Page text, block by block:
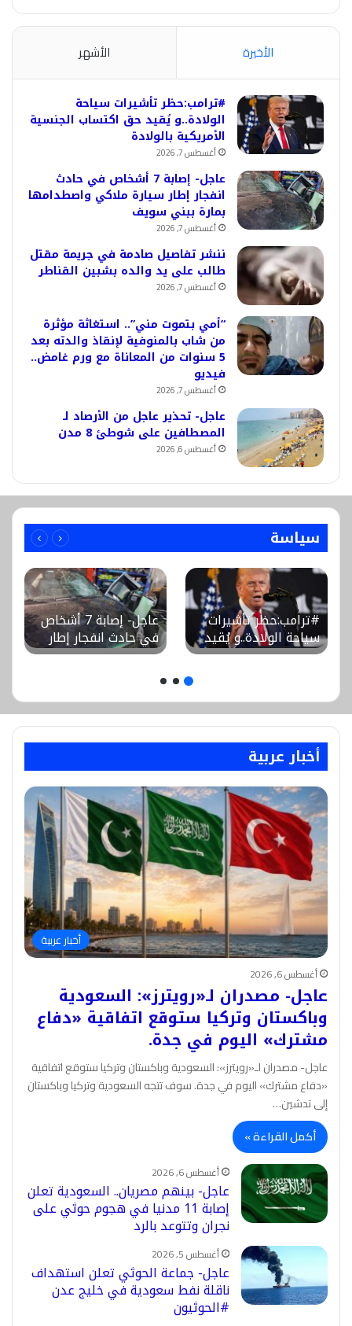
الأخيرة الأشهر
#ترامب:حظر تأشيرات سياحة
الولادة..و يُقيد حق اكتساب الجنسية
الأمريكية بالولادة
أغسطس 7, 2026
عاجل- إصابة 7 أشخاص في حادث
انفجار إطار سيارة ملاكي واصطدامها
بمارة ببني سويف
أغسطس 7, 2026
ننشر تفاصيل صادمة في جريمة مقتل
طالب على يد والده بشبين القناطر
أغسطس 7, 2026
“أمي بتموت مني”.. استغاثة مؤثرة
من شاب بالمنوفية لإنقاذ والدته بعد
5 سنوات من المعاناة مع ورم غامض..
فيديو
أغسطس 7, 2026
عاجل- تحذير عاجل من الأرصاد لـ
المصطافين على شوطئ 8 مدن
أغسطس 6, 2026
سياسة
#ترامب:حظر تأشيرات
سياحة الولادة..و يُقيد
حق اكتساب الجنسية
عاجل- إصابة 7 أشخاص
في حادث انفجار إطار
سيارة ملاكي
أخبار عربية
أخبار عربية
أغسطس 6, 2026
عاجل- مصدران لـ«رويترز»: السعودية
وباكستان وتركيا ستوقع اتفاقية «دفاع
مشترك» اليوم في جدة.
عاجل- مصدران لـ«رويترز»: السعودية وباكستان وتركيا ستوقع اتفاقية
«دفاع مشترك» اليوم في جدة. سوف تتجه السعودية وتركيا وباكستان
إلى تدشين…
أكمل القراءة »
أغسطس 6, 2026
عاجل- بينهم مصريان.. السعودية تعلن
إصابة 11 مدنيا في هجوم حوثي على
نجران وتتوعد بالرد
أغسطس 5, 2026
عاجل- جماعة الحوثي تعلن استهداف
ناقلة نفط سعودية في خليج عدن
#الحوثيون